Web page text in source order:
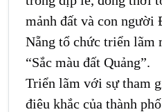
mảnh đất và con người
Nẵng tổ chức triển lãm
“Sắc màu đất Quảng”.
Triển lãm với sự tham
điêu khắc của thành